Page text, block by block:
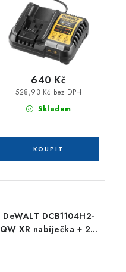
Skladem
528,93 Kč bez DPH
640 Kč
DeWALT DCB1104H2-
QW XR nabíječka + 2 x